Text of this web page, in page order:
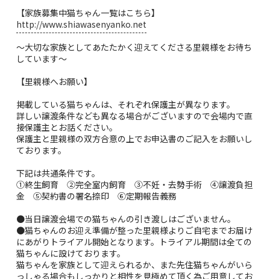
【家族募集中猫ちゃん一覧はこちら】
http://www.shiawasenyanko.net
〜大切な家族としてあたたかく迎えてくださる里親様をお待ち
しています〜
【里親様へお願い】
掲載している猫ちゃんは、それぞれ保護主が異なります。
詳しい譲渡条件なども異なる場合がございますので会場内で直
接保護主とお話ください。
保護主と里親様の双方合意の上でお申込書のご記入をお願いし
ております。
下記は共通条件です。
①終生飼育 ②完全室内飼育 ③不妊・去勢手術 ④譲渡負担
金 ⑤契約書の署名捺印 ⑥定期報告義務
●当日譲渡会場での猫ちゃんの引き渡しはございません。
●猫ちゃんのお迎え準備が整った里親様よりご自宅までお届け
にあがりトライアル開始となります。トライアル期間は全ての
猫ちゃんに設けております。
猫ちゃんを家族として迎えられるか、また先住猫ちゃんがいら
っしゃる場合もしっかりと相性を見極めて頂く為ご用意してお